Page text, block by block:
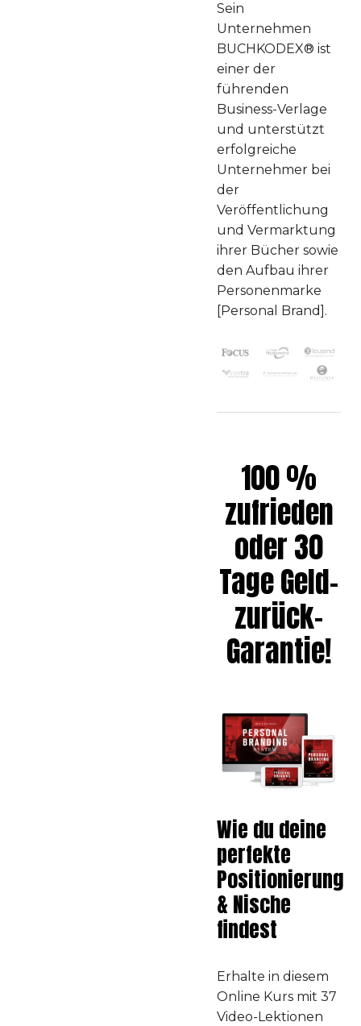
Sein
Unternehmen
BUCHKODEX® ist
einer der
führenden
Business-Verlage
und unterstützt
erfolgreiche
Unternehmer bei
der
Veröffentlichung
und Vermarktung
ihrer Bücher sowie
den Aufbau ihrer
Personenmarke
[Personal Brand].
100 %
zufrieden
oder 30
Tage Geld-
zurück-
Garantie!
Wie du deine
perfekte
Positionierung
& Nische
findest
Erhalte in diesem
Online Kurs mit 37
Video-Lektionen